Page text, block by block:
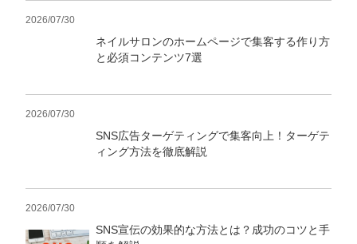
2026/07/30
ネイルサロンのホームページで集客する作り方
と必須コンテンツ7選
2026/07/30
SNS広告ターゲティングで集客向上！ターゲテ
ィング方法を徹底解説
2026/07/30
SNS宣伝の効果的な方法とは？成功のコツと手